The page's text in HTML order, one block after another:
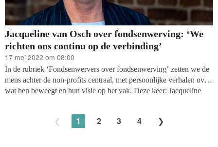
Jacqueline van Osch over fondsenwerving: ‘We
richten ons continu op de verbinding’
17 mei 2022 om 08:00
In de rubriek ‘Fondsenwervers over fondsenwerving’ zetten we de
mens achter de non-profits centraal, met persoonlijke verhalen over
wat hen beweegt en hun visie op het vak. Deze keer: Jacqueline
nodig is laat kennismaken met enthousiaste professionals en hun
1 2 3 4